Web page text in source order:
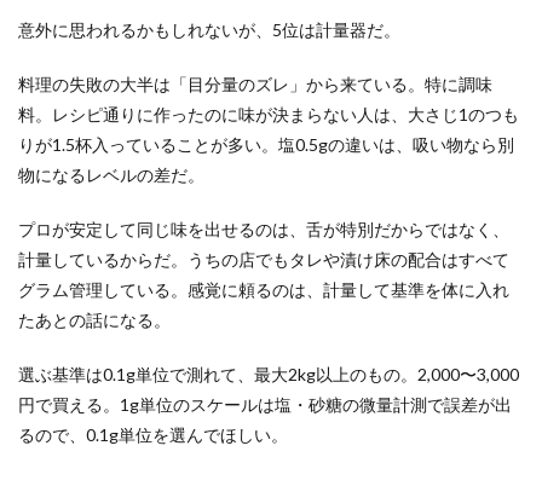
意外に思われるかもしれないが、5位は計量器だ。
料理の失敗の大半は「目分量のズレ」から来ている。特に調味
料。レシピ通りに作ったのに味が決まらない人は、大さじ1のつも
りが1.5杯入っていることが多い。塩0.5gの違いは、吸い物なら別
物になるレベルの差だ。
プロが安定して同じ味を出せるのは、舌が特別だからではなく、
計量しているからだ。うちの店でもタレや漬け床の配合はすべて
グラム管理している。感覚に頼るのは、計量して基準を体に入れ
たあとの話になる。
選ぶ基準は0.1g単位で測れて、最大2kg以上のもの。2,000〜3,000
円で買える。1g単位のスケールは塩・砂糖の微量計測で誤差が出
るので、0.1g単位を選んでほしい。